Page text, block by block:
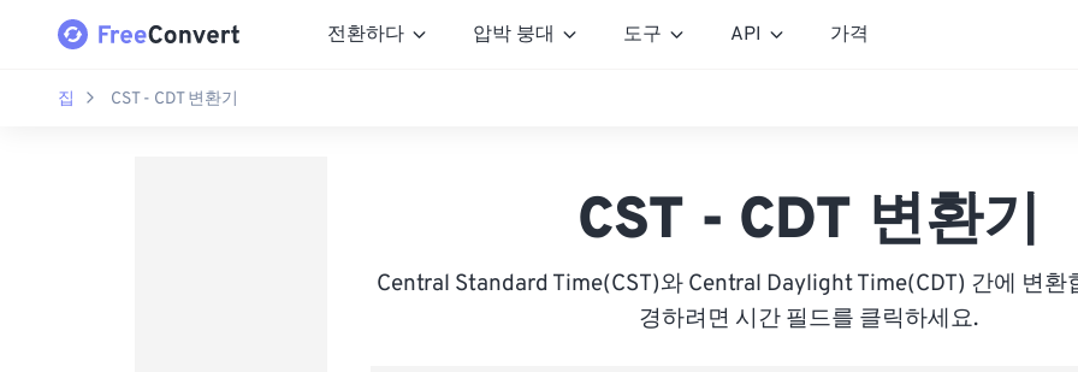
전환하다 압박 붕대 도구 API 가격
집 CST - CDT 변환기
CST - CDT 변환기
Central Standard Time(CST)와 Central Daylight Time(CDT) 간에 변환
경하려면 시간 필드를 클릭하세요.